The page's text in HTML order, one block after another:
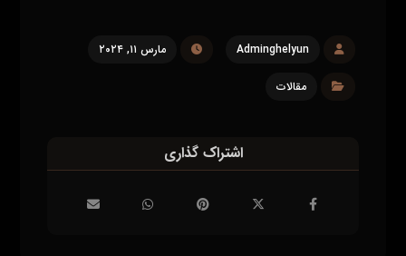
Adminghelyun مارس ۱۱, ۲۰۲۴
مقالات